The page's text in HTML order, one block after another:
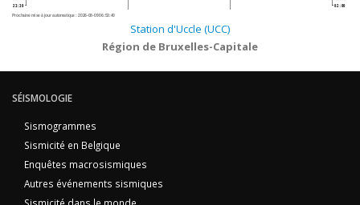
23:30 02:00
Prochaine mise à jour automatique :2026-08-09 06:53:40
Station d'Uccle (UCC)
Région de Bruxelles-Capitale
SÉISMOLOGIE
Sismogrammes
Sismicité en Belgique
Enquêtes macrosismiques
Autres événements sismiques
Sismicité dans le monde